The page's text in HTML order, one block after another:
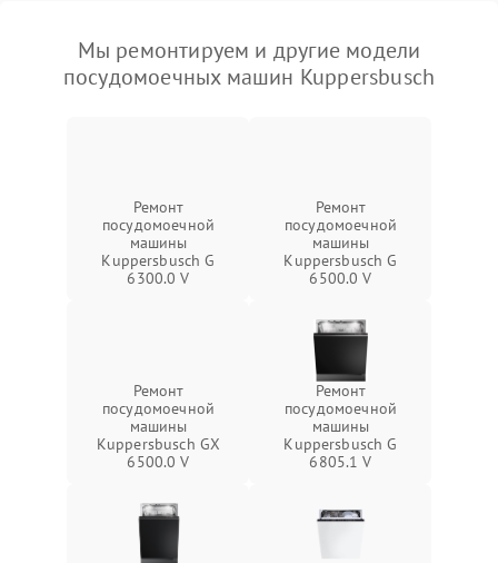
Мы ремонтируем и другие модели
посудомоечных машин Kuppersbusch
Ремонт
посудомоечной
машины
Kuppersbusch G
6300.0 V
Ремонт
посудомоечной
машины
Kuppersbusch G
6500.0 V
Ремонт
посудомоечной
машины
Kuppersbusch GX
6500.0 V
Ремонт
посудомоечной
машины
Kuppersbusch G
6805.1 V